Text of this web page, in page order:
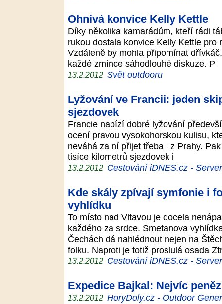
Ohnivá konvice Kelly Kettle
Díky několika kamarádům, kteří rádi
rukou dostala konvice Kelly Kettle
Vzdáleně by mohla připomínat
každé zmínce sáhodlouhé diskuze. P
13.2.2012 Svět outdooru
Lyžování ve Francii: jeden
sjezdovek
Francie nabízí dobré lyžování
ocení pravou vysokohorskou kulisu,
neváhá za ní přijet třeba i z Prahy.
tisíce kilometrů sjezdovek i
13.2.2012 Cestování iDNES.cz -
Kde skály zpívají symfonie i
vyhlídku
To místo nad Vltavou je docela
každého za srdce. Smetanova
Čechách dá nahlédnout nejen na
folku. Naproti je totiž proslulá osada
13.2.2012 Cestování iDNES.cz -
Expedice Bajkal: Nejvíc
13.2.2012 HoryDoly.cz - Outdoor